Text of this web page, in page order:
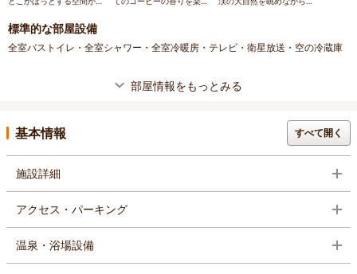
こころ安らぐひとときを。
標準的な部屋設備
全室バストイレ・全室シャワー・全室冷暖房・テレビ・衛星放送・空の冷蔵庫
部屋情報をもっとみる
基本情報 すべて開く
施設詳細
アクセス・パーキング
温泉・浴場設備